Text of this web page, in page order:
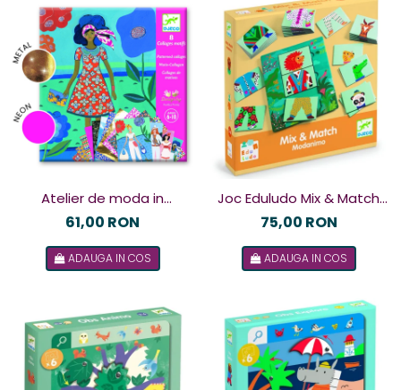
Atelier de moda in
miniatura, Djeco
61,00 RON
ADAUGA IN COS
Joc Eduludo Mix & Match
Modanimo, Djeco
75,00 RON
ADAUGA IN COS